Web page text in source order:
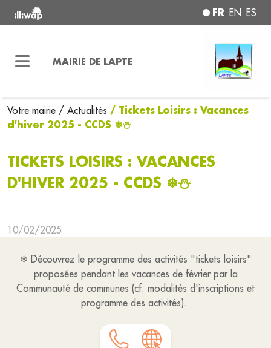
FR EN ES
MAIRIE DE LAPTE
Votre mairie / Actualités / Tickets Loisirs : Vacances
d'hiver 2025 - CCDS ❄⛄
TICKETS LOISIRS : VACANCES
D'HIVER 2025 - CCDS ❄⛄
10/02/2025
❄ Découvrez le programme des activités "tickets loisirs"
proposées pendant les vacances de février par la
Communauté de communes (cf. modalités d'inscriptions et
programme des activités).